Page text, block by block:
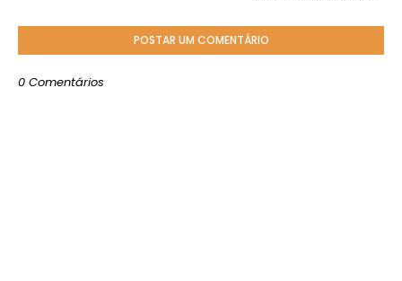
POSTAR UM COMENTÁRIO
0 Comentários